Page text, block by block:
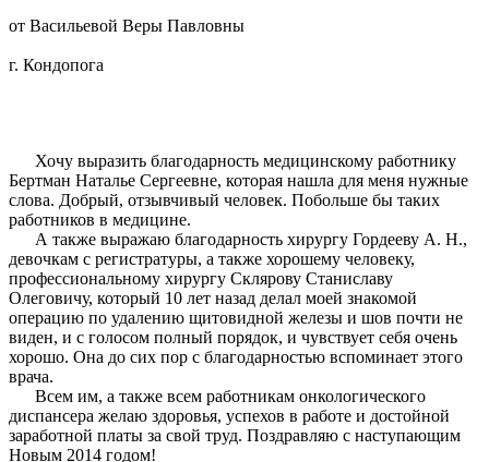
от Васильевой Веры Павловны
г. Кондопога
Хочу выразить благодарность медицинскому работнику
Бертман Наталье Сергеевне, которая нашла для меня нужные
слова. Добрый, отзывчивый человек. Побольше бы таких
работников в медицине.
А также выражаю благодарность хирургу Гордееву А. Н.,
девочкам с регистратуры, а также хорошему человеку,
профессиональному хирургу Склярову Станиславу
Олеговичу, который 10 лет назад делал моей знакомой
операцию по удалению щитовидной железы и шов почти не
виден, и с голосом полный порядок, и чувствует себя очень
хорошо. Она до сих пор с благодарностью вспоминает этого
врача.
Всем им, а также всем работникам онкологического
диспансера желаю здоровья, успехов в работе и достойной
заработной платы за свой труд. Поздравляю с наступающим
Новым 2014 годом!